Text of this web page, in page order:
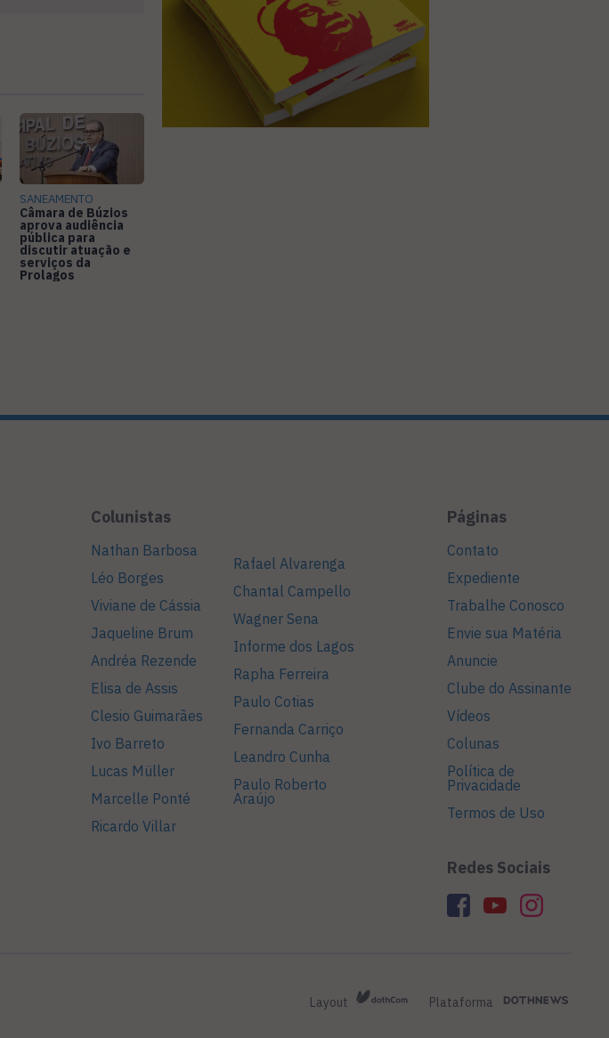
SANEAMENTO
Câmara de Búzios
aprova audiência
pública para
discutir atuação e
serviços da
Prolagos
Colunistas
Nathan Barbosa
Léo Borges
Viviane de Cássia
Jaqueline Brum
Andréa Rezende
Elisa de Assis
Clesio Guimarães
Ivo Barreto
Lucas Müller
Marcelle Ponté
Ricardo Villar
Rafael Alvarenga
Chantal Campello
Wagner Sena
Informe dos Lagos
Rapha Ferreira
Paulo Cotias
Fernanda Carriço
Leandro Cunha
Paulo Roberto
Araújo
Páginas
Contato
Expediente
Trabalhe Conosco
Envie sua Matéria
Anuncie
Clube do Assinante
Vídeos
Colunas
Política de
Privacidade
Termos de Uso
Redes Sociais
Layout Plataforma